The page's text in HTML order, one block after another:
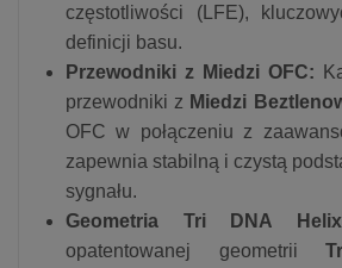
częstotliwości (LFE),
definicji basu.
Przewodniki z Miedzi OFC:
przewodniki z Miedzi
OFC w połączeniu z
zapewnia stabilną i czystą
sygnału.
Geometria Tri DNA
opatentowanej geometrii